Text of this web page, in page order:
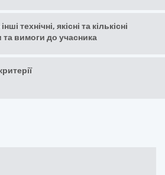
технічні, якісні та кількісні
та вимоги до учасника